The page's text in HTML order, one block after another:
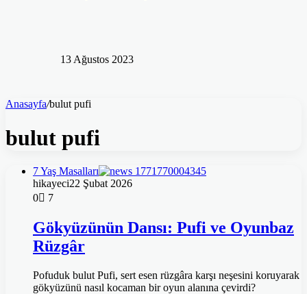
13 Ağustos 2023
Anasayfa/bulut pufi
bulut pufi
7 Yaş Masalları
hikayeci22 Şubat 2026
0
7
Gökyüzünün Dansı: Pufi ve Oyunbaz
Rüzgâr
Pofuduk bulut Pufi, sert esen rüzgâra karşı neşesini koruyarak
gökyüzünü nasıl kocaman bir oyun alanına çevirdi?